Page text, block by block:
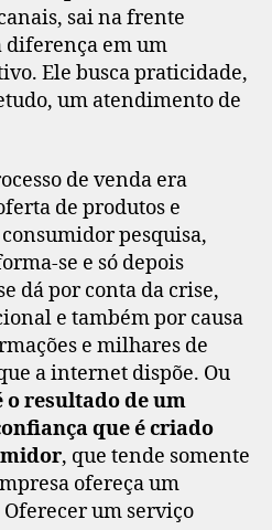
sai na frente
diferença em um
Ele busca praticidade,
um atendimento de
de venda era
de produtos e
pesquisa,
se e só depois
dá por conta da crise,
e também por causa
e milhares de
a internet dispõe. Ou
o resultado de um
que é criado
, que tende somente
ofereça um
um serviço